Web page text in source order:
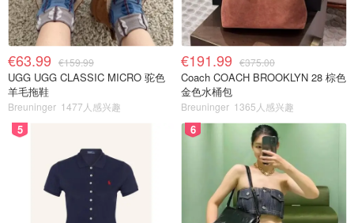
€63.99 €159.99
UGG UGG CLASSIC MICRO 驼色
羊毛拖鞋
Breuninger 1477人感兴趣
€191.99 €375.00
Coach COACH BROOKLYN 28 棕色
金色水桶包
Breuninger 1365人感兴趣
5 6